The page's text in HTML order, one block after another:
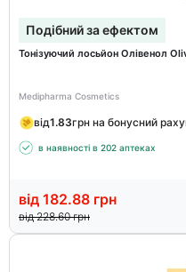
Подібний за ефектом
Тонізуючий лосьйон Олівенол
Medipharma Cosmetics
від1.83грн на бонусний
в наявності в 202 аптеках
від 182.88 грн
від 228.60грн